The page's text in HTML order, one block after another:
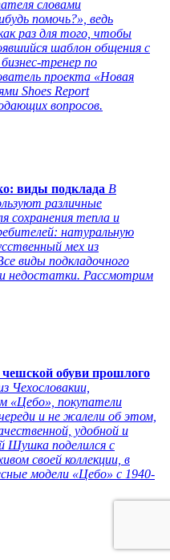
словами
помочь?», ведь
раз для того, чтобы
шаблон общения с
тренер по
проекта «Новая
Shoes Report
вопросов.
виды подклада В
различные
сохранения тепла и
натуральную
мех из
виды подкладочного
недостатки. Рассмотрим
обуви прошлого
Чехословакии,
«Цебо», покупатели
и не жалели об этом,
удобной и
Шушка поделился с
своей коллекции, в
модели «Цебо» с 1940-